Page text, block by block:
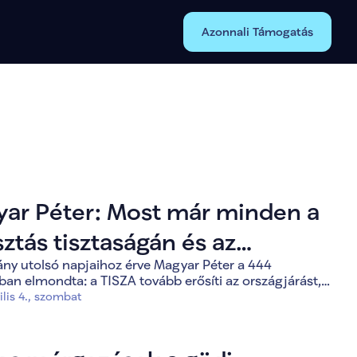
Azonnali Támogatás
Péter: Most már minden a
tisztaságán és az
bátorságán múlik
utolsó napjaihoz érve Magyar Péter a 444
elmondta: a TISZA tovább erősíti az országjárást,
hét minden napját a választókkal való személyes
4., szombat